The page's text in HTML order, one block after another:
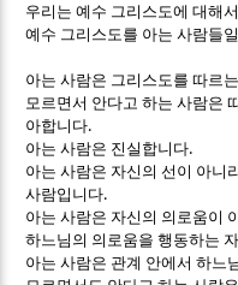
우리는 예수 그리스도에 대해
예수 그리스도를 아는 사람들
아는 사람은 그리스도를 따르
모르면서 안다고 하는 사람은
아합니다.
아는 사람은 진실합니다.
아는 사람은 자신의 선이 아니
사람입니다.
아는 사람은 자신의 의로움이
하느님의 의로움을 행동하는
아는 사람은 관계 안에서 하느